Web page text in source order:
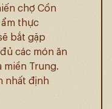
chợ Cồn
thực
bắt gặp
các món ăn
miền Trung.
nhất định